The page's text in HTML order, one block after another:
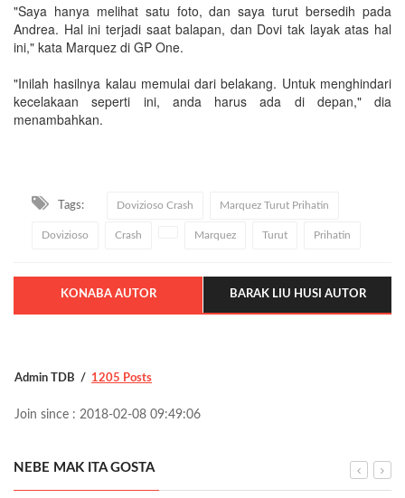
"Saya hanya melihat satu foto, dan saya turut bersedih pada
Andrea. Hal ini terjadi saat balapan, dan Dovi tak layak atas hal
ini," kata Marquez di GP One.
"Inilah hasilnya kalau memulai dari belakang. Untuk menghindari
kecelakaan seperti ini, anda harus ada di depan," dia
menambahkan.
Tags: Dovizioso Crash Marquez Turut Prihatin
Dovizioso Crash Marquez Turut Prihatin
KONABA AUTOR BARAK LIU HUSI AUTOR
Admin TDB 1205 Posts
Join since : 2018-02-08 09:49:06
NEBE MAK ITA GOSTA